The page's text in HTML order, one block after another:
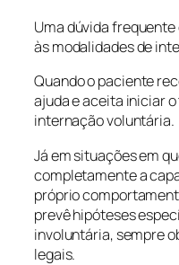
Uma dúvida
às modalidades de
Quando o paciente
ajuda e aceita iniciar
internação voluntária.
Já em situações em
completamente a
próprio
prevê hipóteses
involuntária, sempre
legais.